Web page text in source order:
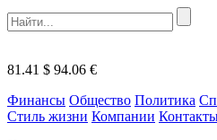
81.41 $ 94.06 €
Финансы Общество Политика
Стиль жизни Компании